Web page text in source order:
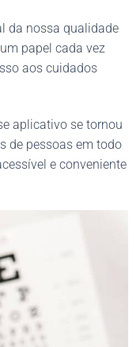
da nossa qualidade
papel cada vez
aos cuidados
aplicativo se tornou
de pessoas em todo
e conveniente